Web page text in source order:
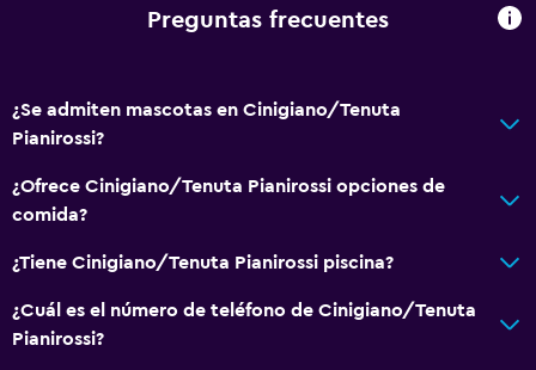
Secador de pelo
Aseo
Papel higiénico
Baño privado
Tetera eléctrica
Preguntas frecuentes
¿Se admiten mascotas en Cinigiano/Tenuta
Pianirossi?
¿Ofrece Cinigiano/Tenuta Pianirossi opciones de
comida?
¿Tiene Cinigiano/Tenuta Pianirossi piscina?
¿Cuál es el número de teléfono de Cinigiano/Tenuta
Pianirossi?